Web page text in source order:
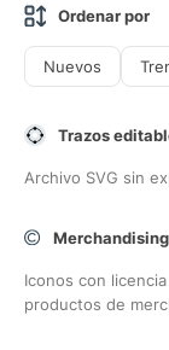
Ordenar por
Nuevos
Trazos
Archivo SVG sin
Iconos con
productos de